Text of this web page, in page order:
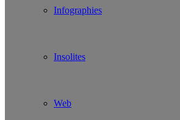
Infographies
Insolites
Web